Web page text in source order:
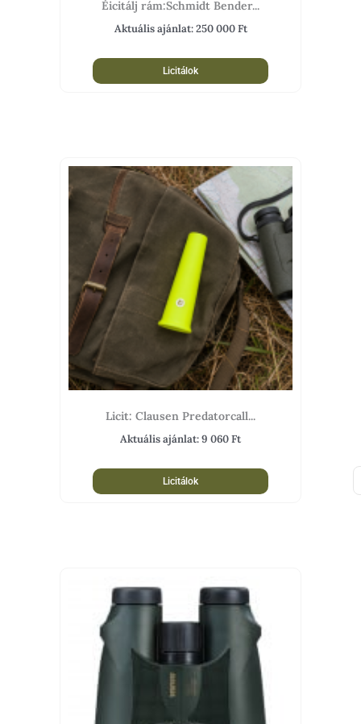
Éicitálj rám:Schmidt Bender...
Aktuális ajánlat:250 000Ft
Licitálok
Licit: Clausen Predatorcall...
Aktuális ajánlat:9 060Ft
Licitálok